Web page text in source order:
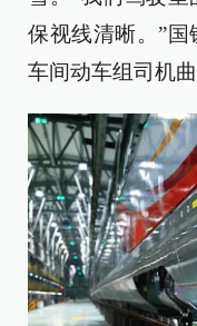
保视线清晰。”
车间动车组司机曲